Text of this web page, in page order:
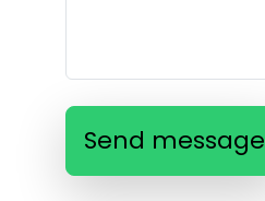
Send message